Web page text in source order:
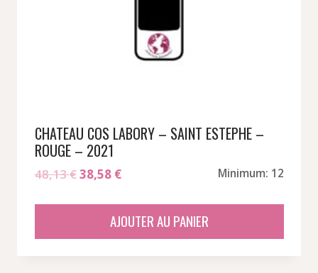
CHATEAU COS LABORY – SAINT ESTEPHE –
ROUGE – 2021
48,13€Le
était :
38,58 €Le
est :
Minimum: 12
AJOUTER AU PANIER